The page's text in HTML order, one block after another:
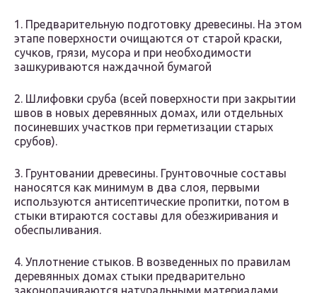
1. Предварительную подготовку древесины. На этом
этапе поверхности очищаются от старой краски,
сучков, грязи, мусора и при необходимости
зашкуриваются наждачной бумагой
2. Шлифовки сруба (всей поверхности при закрытии
швов в новых деревянных домах, или отдельных
посиневших участков при герметизации старых
срубов).
3. Грунтовании древесины. Грунтовочные составы
наносятся как минимум в два слоя, первыми
используются антисептические пропитки, потом в
стыки втираются составы для обезжиривания и
обеспыливания.
4. Уплотнение стыков. В возведенных по правилам
деревянных домах стыки предварительно
законопачиваются натуральными материалами